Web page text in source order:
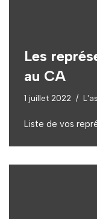
Les
au CA
1 juillet 2022
Liste de vos